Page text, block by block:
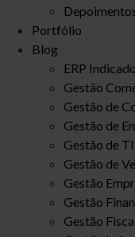
Portfólio
Blog
ERP
Gestão
Gestão de
Gestão de
Gestão de TI
Gestão de
Gestão
Gestão
Gestão